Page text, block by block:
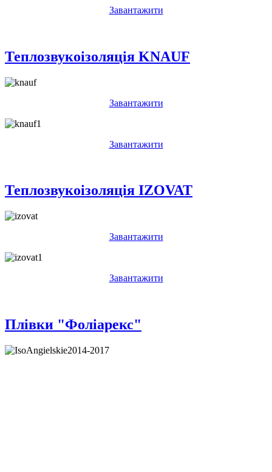
Завантажити
Теплозвукоізоляція KNAUF
Завантажити
Завантажити
Теплозвукоізоляція IZOVAT
Завантажити
Завантажити
Плівки "Фоліарекс"